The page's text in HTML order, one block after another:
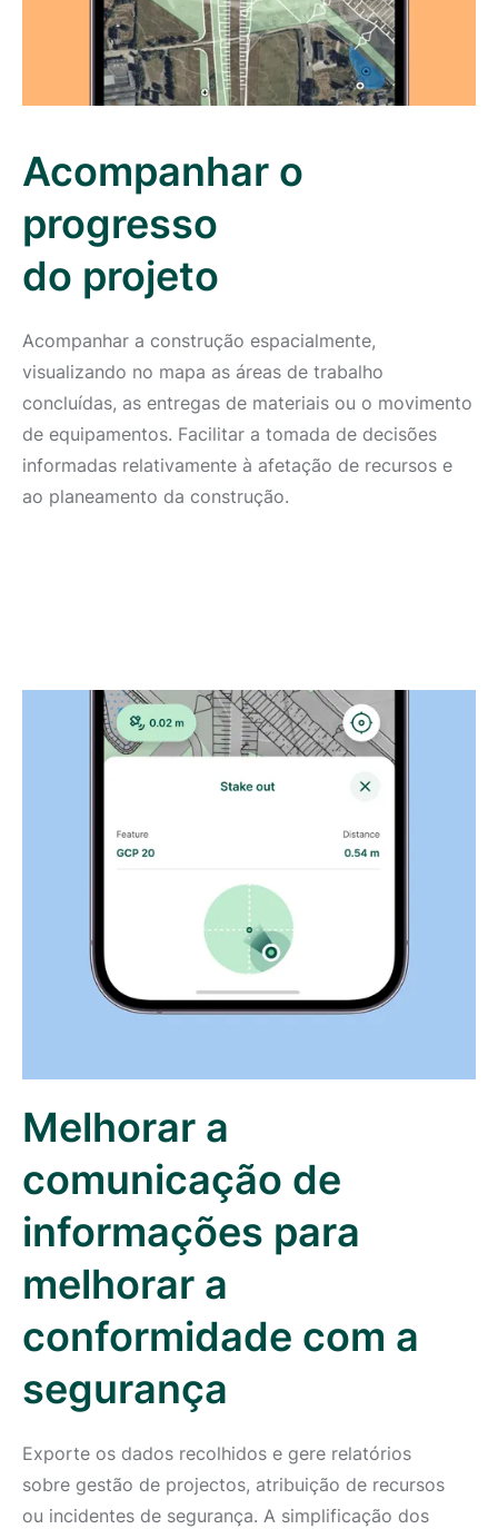
Acompanhar o
progresso
do projeto
Acompanhar a construção espacialmente,
visualizando no mapa as áreas de trabalho
concluídas, as entregas de materiais ou o movimento
de equipamentos. Facilitar a tomada de decisões
informadas relativamente à afetação de recursos e
ao planeamento da construção.
Melhorar a
comunicação de
informações para
melhorar a
conformidade com a
segurança
Exporte os dados recolhidos e gere relatórios
sobre gestão de projectos, atribuição de recursos
ou incidentes de segurança. A simplificação dos